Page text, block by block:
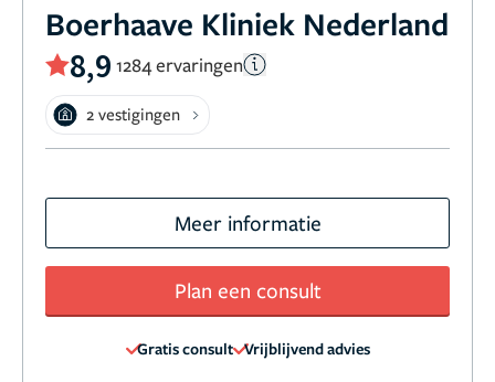
Boerhaave Kliniek Nederland
8,9 1284 ervaringen
2 vestigingen
Meer informatie
Plan een consult
Gratis consult Vrijblijvend advies